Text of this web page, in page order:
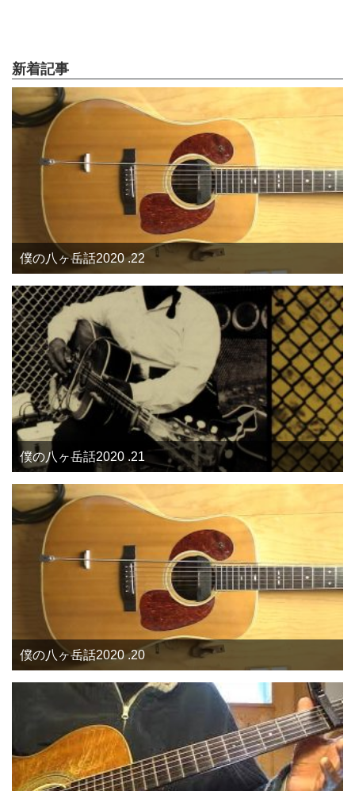
新着記事
僕の八ヶ岳話2020 .22
僕の八ヶ岳話2020 .21
僕の八ヶ岳話2020 .20